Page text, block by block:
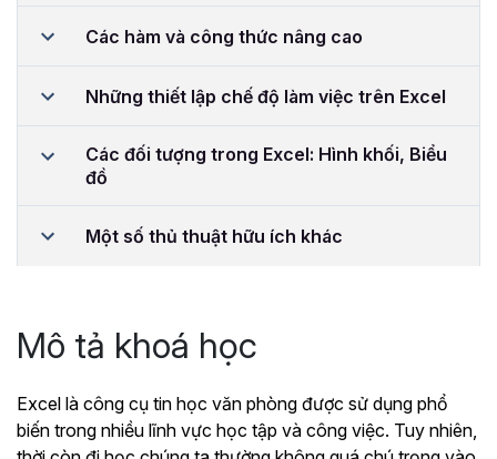
Các hàm và công thức nâng cao
Những thiết lập chế độ làm việc trên Excel
Các đối tượng trong Excel: Hình khối, Biểu
đồ
Một số thủ thuật hữu ích khác
Mô tả khoá học
Excel là công cụ tin học văn phòng được sử dụng phổ
biến trong nhiều lĩnh vực học tập và công việc. Tuy nhiên,